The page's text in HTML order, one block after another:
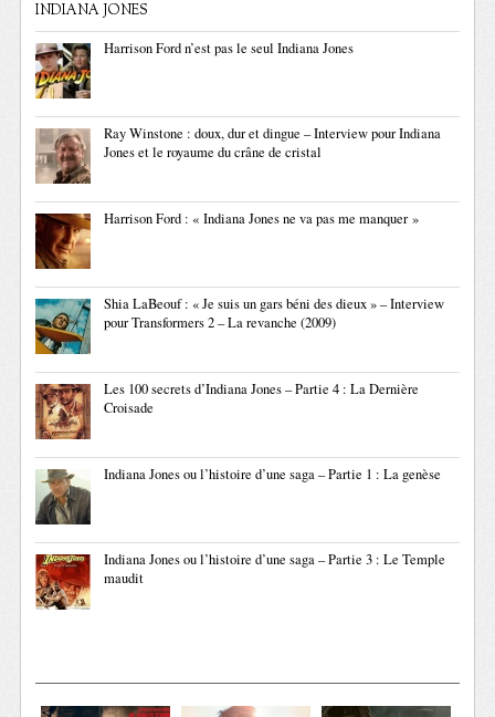
INDIANA JONES
Harrison Ford n’est pas le seul Indiana Jones
Ray Winstone : doux, dur et dingue – Interview pour Indiana
Jones et le royaume du crâne de cristal
Harrison Ford : « Indiana Jones ne va pas me manquer »
Shia LaBeouf : « Je suis un gars béni des dieux » – Interview
pour Transformers 2 – La revanche (2009)
Les 100 secrets d’Indiana Jones – Partie 4 : La Dernière
Croisade
Indiana Jones ou l’histoire d’une saga – Partie 1 : La genèse
Indiana Jones ou l’histoire d’une saga – Partie 3 : Le Temple
maudit